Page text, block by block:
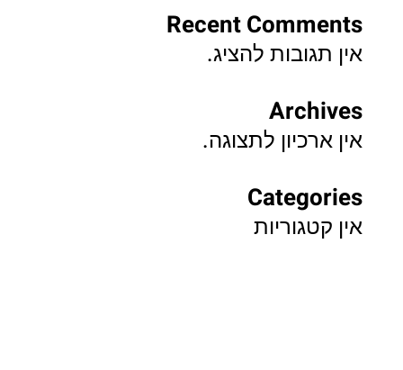
Recent Comments
אין תגובות להציג.
Archives
אין ארכיון לתצוגה.
Categories
אין קטגוריות